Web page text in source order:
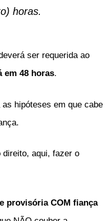
horas.
ser requerida ao
em 48 horas.
hipóteses em que cabe
direito, aqui, fazer o
provisória COM fiança